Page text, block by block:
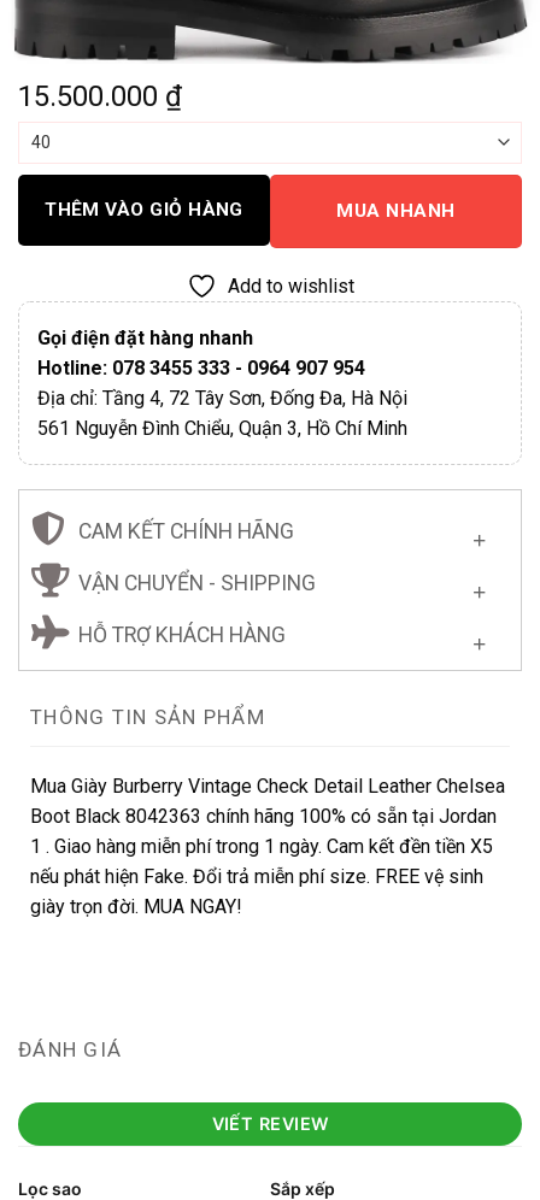
15.500.000 ₫
THÊM VÀO GIỎ HÀNG MUA NHANH
Add to wishlist
Gọi điện đặt hàng nhanh
Hotline: 078 3455 333 - 0964 907 954
Địa chỉ: Tầng 4, 72 Tây Sơn, Đống Đa, Hà Nội
561 Nguyễn Đình Chiểu, Quận 3, Hồ Chí Minh
CAM KẾT CHÍNH HÃNG
VẬN CHUYỂN - SHIPPING
HỖ TRỢ KHÁCH HÀNG
THÔNG TIN SẢN PHẨM
Mua Giày Burberry Vintage Check Detail Leather Chelsea
Boot Black 8042363 chính hãng 100% có sẵn tại Jordan
1 . Giao hàng miễn phí trong 1 ngày. Cam kết đền tiền X5
nếu phát hiện Fake. Đổi trả miễn phí size. FREE vệ sinh
giày trọn đời. MUA NGAY!
ĐÁNH GIÁ
VIẾT REVIEW
Lọc sao Sắp xếp